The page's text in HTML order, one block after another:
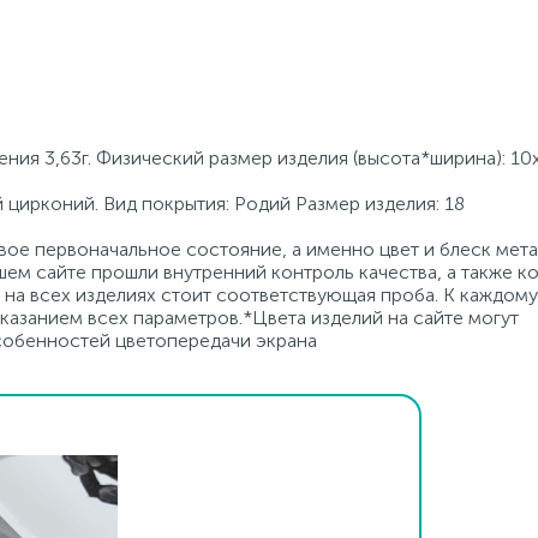
3,63г. Физический размер изделия (высота*ширина):
Вид покрытия: Родий Размер изделия: 18
первоначальное состояние, а именно цвет и блеск
сайте прошли внутренний контроль качества, а также
всех изделиях стоит соответствующая проба. К каждому
всех параметров.*Цвета изделий на сайте могут
цветопередачи экрана